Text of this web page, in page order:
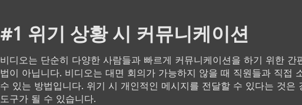
#1 위기 상황 시 커뮤니케이션
비디오는 단순히 다양한 사람들과 빠르게 커뮤니케이션을 하기 위한 간
법이 아닙니다. 비디오는 대면 회의가 가능하지 않을 때 직원들과 직접
수 있는 방법입니다. 위기 시 개인적인 메시지를 전달할 수 있다는 것은
도구가 될 수 있습니다.